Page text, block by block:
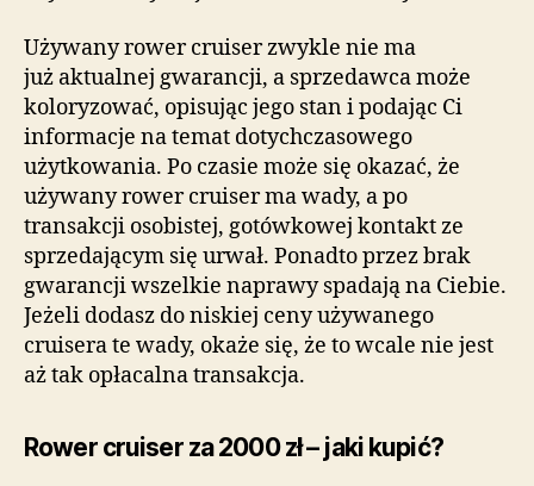
Używany rower cruiser zwykle nie ma
już aktualnej gwarancji, a sprzedawca może
koloryzować, opisując jego stan i podając Ci
informacje na temat dotychczasowego
użytkowania. Po czasie może się okazać, że
używany rower cruiser ma wady, a po
transakcji osobistej, gotówkowej kontakt ze
sprzedającym się urwał. Ponadto przez brak
gwarancji wszelkie naprawy spadają na Ciebie.
Jeżeli dodasz do niskiej ceny używanego
cruisera te wady, okaże się, że to wcale nie jest
aż tak opłacalna transakcja.
Rower cruiser za 2000 zł – jaki kupić?